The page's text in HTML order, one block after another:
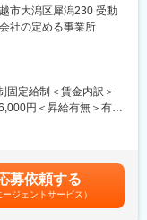
かった方が、リーダー
について
す。
とはInduction Heating
対象物を加熱させる技
幅広い業界に貢献して
う、代表的なオリジナ
した鋼材を埋め込むこ
造および充填作業
30分～40分、12時00分
市大潟区犀潟230 受動
社の定める事業所
固定給制＜賃金内訳＞
円＜昇給有無＞有＜
す。月給(月額)は固定手
募依頼する
ージェントサービス）